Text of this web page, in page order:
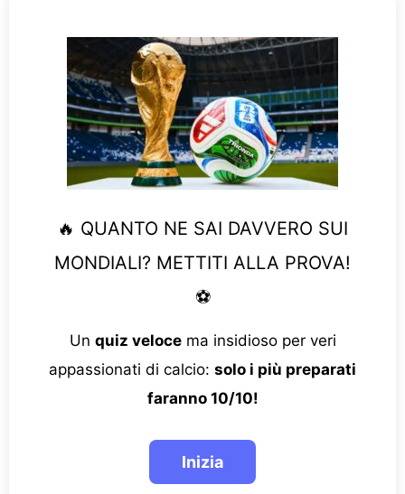
🔥 QUANTO NE SAI DAVVERO SUI
MONDIALI? METTITI ALLA PROVA!
⚽
Un quiz velocema insidioso per veri
appassionati di calcio: solo i più preparati
faranno 10/10!